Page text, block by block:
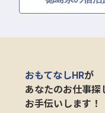
おもてなしHRが
あなたのお仕事探
お手伝いします！